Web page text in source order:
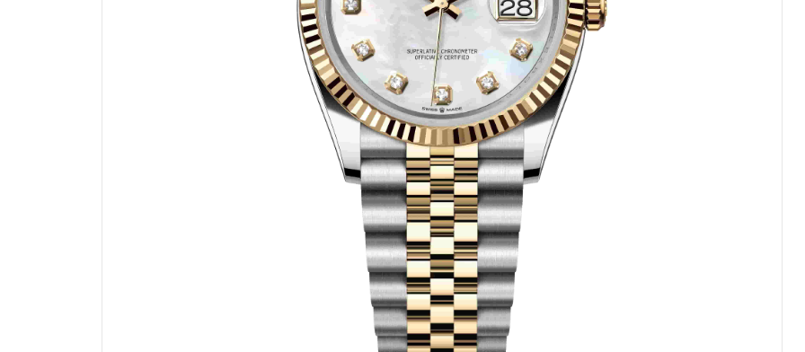
大连市中山区人民路15号国际金融大厦7层G室（需提前预约）
佛山市禅城区季华五路57号万科金融中心C座12层1205室（需提前预约）
东莞市东城街道鸿福东路1号民盈国贸中心T1写字楼9层907室（需提前预约）
无锡市梁溪区人民中路139号恒隆广场写字楼1座11层1104室（需提前预约）
南通市崇川区工农路57号圆融广场写字楼16层1603室（需提前预约）
苏州市苏州工业园区星港街199号苏州中心办公楼C座22层08室（需提前预约）
武汉市江汉区解放大道686号世界贸易大厦38层09室（需提前预约）
南宁市青秀区金湖路59号地王大厦12楼1224室（需提前预约）
合肥市蜀山区潜山路111号万象城华润大厦B座12楼03室（需提前预约）
泉州市丰泽区宝洲路729号浦西万达中心写字楼A座7楼709室（需提前预约）
青岛市南区山东路6号华润大厦B座22层04室（需提前预约）
烟台市芝罘区胜利路139号万达金融中心A座907室（需提前预约）
长春市朝阳区西安大路727号中银大厦A座(旺进大厦)18层09室（需提前预约）
贵阳市南明区都司高架桥路33号亨特国际金融中心14楼14D（需提前预约）